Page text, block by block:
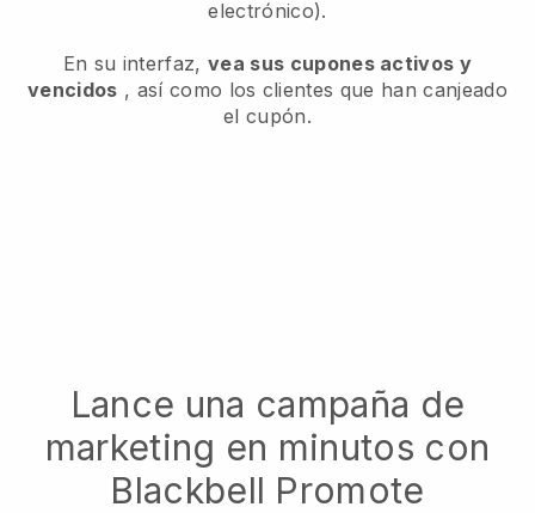
electrónico).
En su interfaz,vea sus cupones activos y
vencidos , así como los clientes que han canjeado
el cupón.
Lance una campaña de
marketing en minutos con
Blackbell Promote